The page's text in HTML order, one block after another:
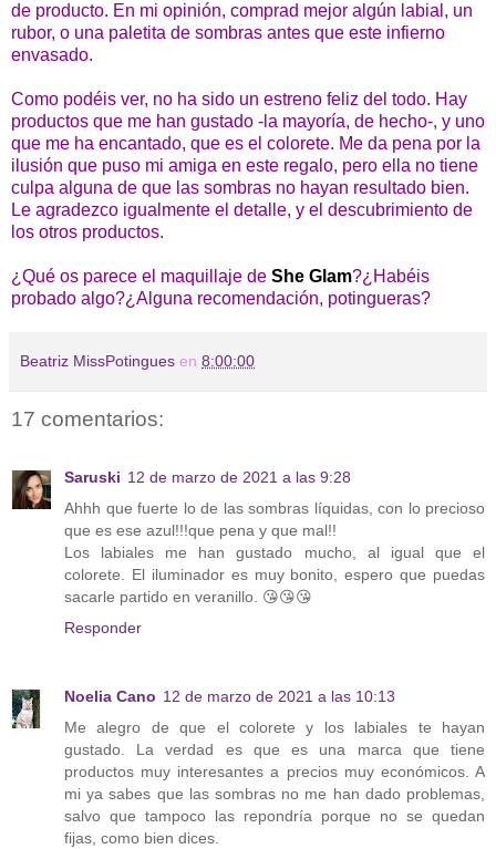
de producto. En mi opinión, comprad mejor algún labial, un
rubor, o una paletita de sombras antes que este infierno
envasado.
Como podéis ver, no ha sido un estreno feliz del todo. Hay
productos que me han gustado -la mayoría, de hecho-, y uno
que me ha encantado, que es el colorete. Me da pena por la
ilusión que puso mi amiga en este regalo, pero ella no tiene
culpa alguna de que las sombras no hayan resultado bien.
Le agradezco igualmente el detalle, y el descubrimiento de
los otros productos.
¿Qué os parece el maquillaje de She Glam?¿Habéis
probado algo?¿Alguna recomendación, potingueras?
Beatriz MissPotingues en 8:00:00
17 comentarios:
Saruski 12 de marzo de 2021 a las 9:28
Ahhh que fuerte lo de las sombras líquidas, con lo precioso
que es ese azul!!!que pena y que mal!!
Los labiales me han gustado mucho, al igual que el
colorete. El iluminador es muy bonito, espero que puedas
sacarle partido en veranillo. 😘😘😘
Responder
Noelia Cano 12 de marzo de 2021 a las 10:13
Me alegro de que el colorete y los labiales te hayan
gustado. La verdad es que es una marca que tiene
productos muy interesantes a precios muy económicos. A
mi ya sabes que las sombras no me han dado problemas,
salvo que tampoco las repondría porque no se quedan
fijas, como bien dices.